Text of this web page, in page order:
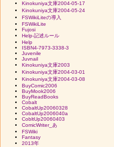
Kinokuniya文庫2004-05-17
Kinokuniya文庫2004-05-24
FSWikiLiteの導入
FSWikiLite
Fujosi
Help-記述ルール
Help
ISBN4-7973-3338-3
Juvenile
Juvnail
Kinokuniya文庫2003
Kinokuniya文庫2004-03-01
Kinokuniya文庫2004-03-08
BuyComic2006
BuyMook2006
BuyReadBooks
Cobalt
CobaltUp20060328
CobaltUp2006040a
CobltUp20060403
ComicWriter_あ
FSWiki
Fantasy
2013年